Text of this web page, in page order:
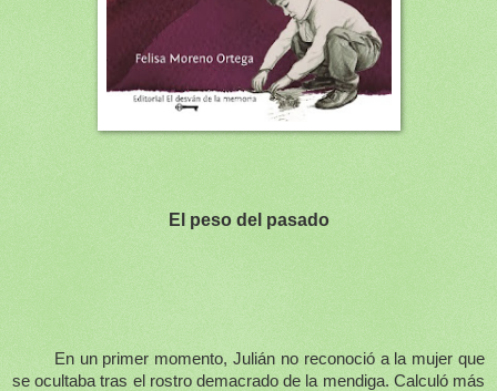
El peso del pasado
En un primer momento, Julián no reconoció a la mujer que
se ocultaba tras el rostro demacrado de la mendiga. Calculó más